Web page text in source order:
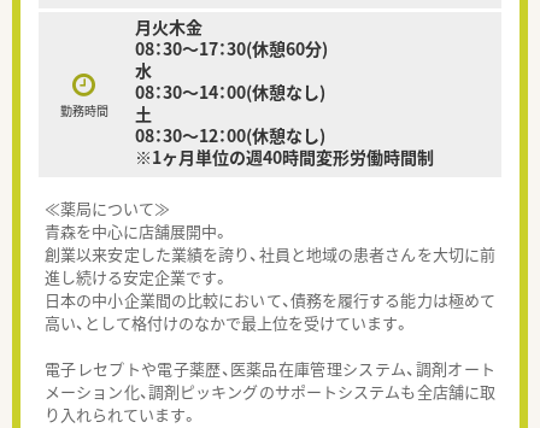
勤務時間
月火木金
08：30～17：30(休憩60分)
水
08：30～14：00(休憩なし)
土
08：30～12：00(休憩なし)
※1ヶ月単位の週40時間変形労働時間制
≪薬局について≫
青森を中心に店舗展開中。
創業以来安定した業績を誇り、社員と地域の患者さんを大切に前
進し続ける安定企業です。
日本の中小企業間の比較において、債務を履行する能力は極めて
高い、として格付けのなかで最上位を受けています。
電子レセプトや電子薬歴、医薬品在庫管理システム、調剤オート
メーション化、調剤ピッキングのサポートシステムも全店舗に取
り入れられています。